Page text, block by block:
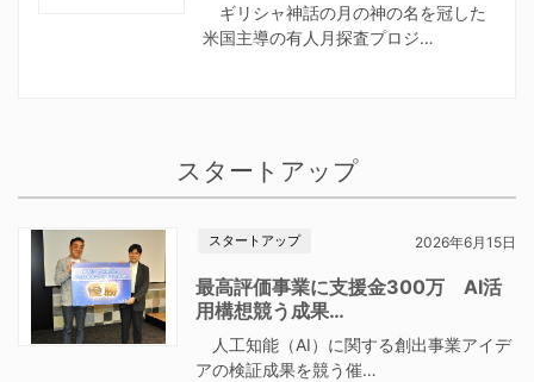
ギリシャ神話の月の神の名を冠した
米国主導の有人月探査プロジ…
スタートアップ
スタートアップ 2026年6月15日
最高評価事業に支援金300万 AI活
用構想競う成果…
人工知能（AI）に関する創出事業アイデ
アの検証成果を競う催…